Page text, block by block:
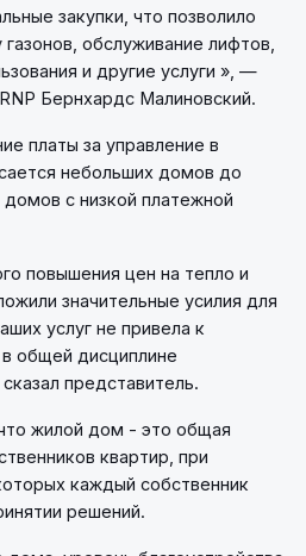
закупки, что позволило
обслуживание лифтов,
и другие услуги », —
Бернхардс Малиновский.
платы за управление в
небольших домов до
с низкой платежной
повышения цен на тепло и
значительные усилия для
услуг не привела к
общей дисциплине
представитель.
жилой дом - это общая
квартир, при
каждый собственник
решений.